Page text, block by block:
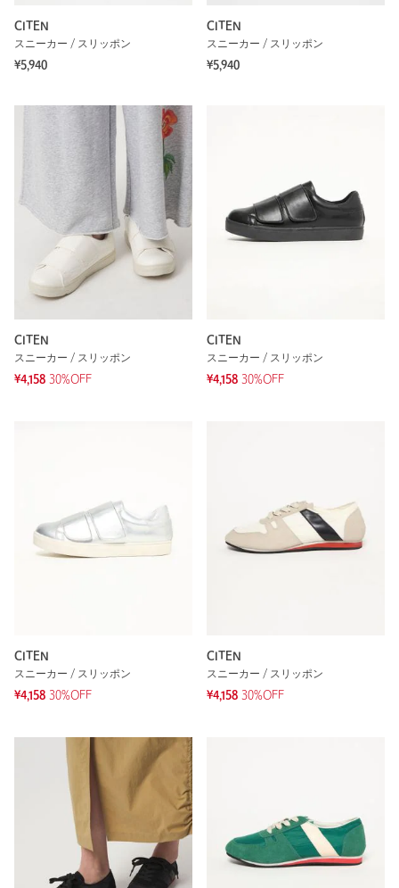
CITEN
スニーカー / スリッポン
¥5,940
CITEN
スニーカー / スリッポン
¥5,940
CITEN
スニーカー / スリッポン
¥4,158 30%OFF
CITEN
スニーカー / スリッポン
¥4,158 30%OFF
CITEN
スニーカー / スリッポン
¥4,158 30%OFF
CITEN
スニーカー / スリッポン
¥4,158 30%OFF